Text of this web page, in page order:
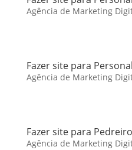
Agência de Marketing
Fazer site para
Agência de Marketing
Fazer site para
Agência de Marketing